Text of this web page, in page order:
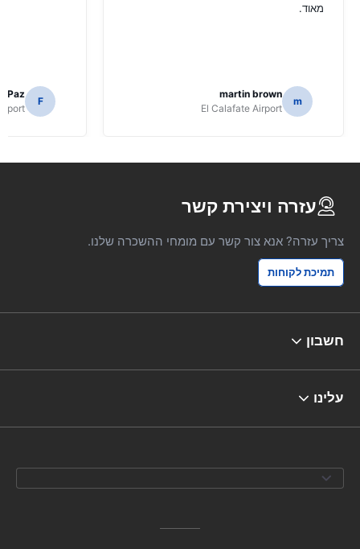
מאוד.
m
martin brown
El Calafate Airport
F
Paz
עזרה ויצירת קשר
צריך עזרה? אנא צור קשר עם מומחי ההשכרה שלנו.
תמיכת לקוחות
חשבון
עלינו